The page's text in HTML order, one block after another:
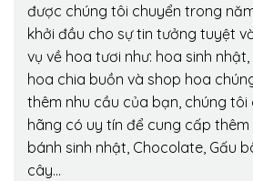
được chúng tôi chuyển trong
khởi đầu cho sự tin tưởng tuyệt
vụ về hoa tươi như: hoa sinh
hoa chia buồn và shop hoa
thêm nhu cầu của bạn, chúng tôi
hãng có uy tín để cung cấp thêm
bánh sinh nhật, Chocolate, Gấu
cây…